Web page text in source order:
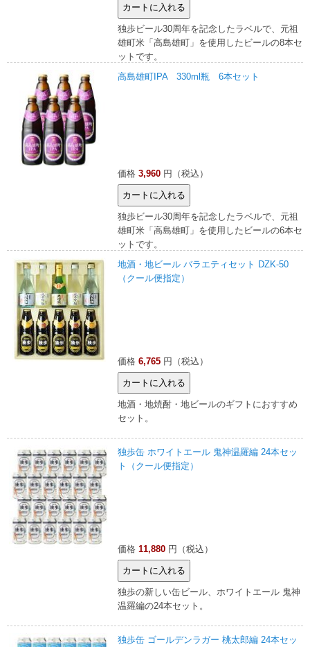
独歩ビール30周年を記念したラベルで、元祖
雄町米「高島雄町」を使用したビールの8本セ
ットです。
高島雄町IPA 330ml瓶 6本セット
価格 3,960 円（税込）
独歩ビール30周年を記念したラベルで、元祖
雄町米「高島雄町」を使用したビールの6本セ
ットです。
地酒・地ビール バラエティセット DZK-50
（クール便指定）
価格 6,765 円（税込）
地酒・地焼酎・地ビールのギフトにおすすめ
セット。
独歩缶 ホワイトエール 鬼神温羅編 24本セッ
ト（クール便指定）
価格 11,880 円（税込）
独歩の新しい缶ビール、ホワイトエール 鬼神
温羅編の24本セット。
独歩缶 ゴールデンラガー 桃太郎編 24本セッ